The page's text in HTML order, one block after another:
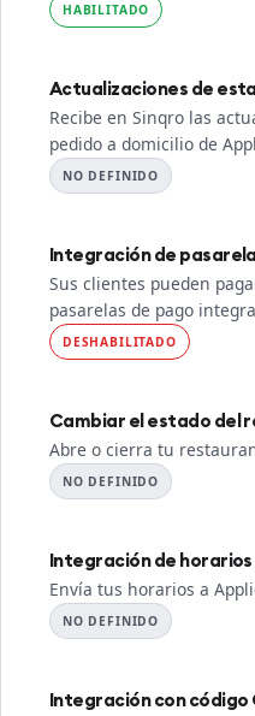
HABILITADO
Actualizaciones de
Recibe en Sinqro las
pedido a domicilio de
NO DEFINIDO
Integración de
Sus clientes pueden
pasarelas de pago
DESHABILITADO
Cambiar el estado del
Abre o cierra tu
NO DEFINIDO
Integración de
Envía tus horarios a
NO DEFINIDO
Integración con código